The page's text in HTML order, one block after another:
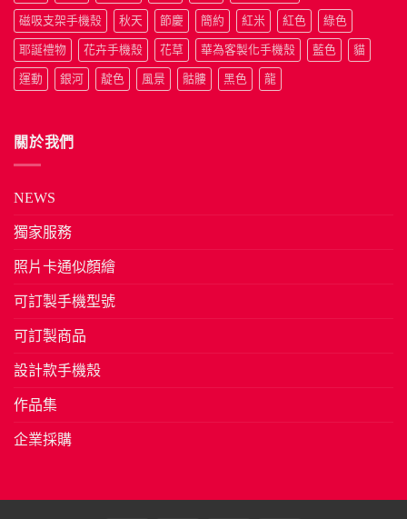
磁吸支架手機殼 秋天 節慶 簡約 紅米 紅色 綠色
耶誕禮物 花卉手機殼 花草 華為客製化手機殼 藍色 貓
運動 銀河 靛色 風景 骷髏 黑色 龍
關於我們
NEWS
獨家服務
照片卡通似顏繪
可訂製手機型號
可訂製商品
設計款手機殼
作品集
企業採購